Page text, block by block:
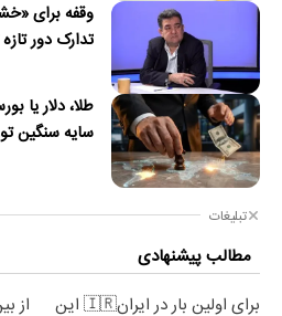
وقفه برای
تدارک دور
طلا، دلار یا
سایه سنگین
تبلیغات
مطالب پیشنهادی
برای اولین بار در ایران🇮🇷 این
از